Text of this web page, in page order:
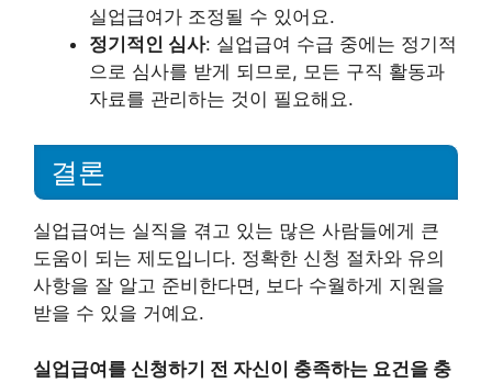
실업급여가 조정될 수 있어요.
정기적인 심사: 실업급여 수급 중에는 정기적
으로 심사를 받게 되므로, 모든 구직 활동과
자료를 관리하는 것이 필요해요.
결론
실업급여는 실직을 겪고 있는 많은 사람들에게 큰
도움이 되는 제도입니다. 정확한 신청 절차와 유의
사항을 잘 알고 준비한다면, 보다 수월하게 지원을
받을 수 있을 거예요.
실업급여를 신청하기 전 자신이 충족하는 요건을 충